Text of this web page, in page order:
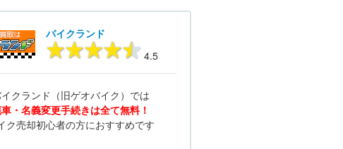
バイクランド
4.5
クランド（旧ゲオバイク）では
・名義変更手続きは全て無料！
ク売却初心者の方におすすめです